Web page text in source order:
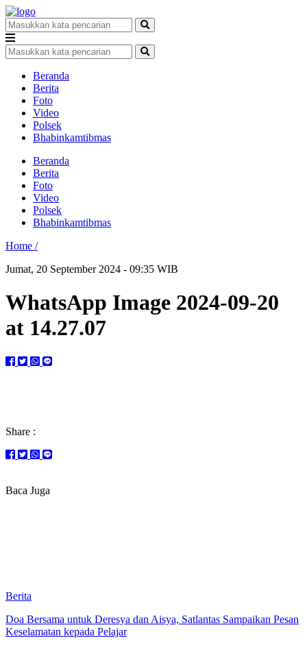
Beranda
Berita
Foto
Video
Polsek
Bhabinkamtibmas
Beranda
Berita
Foto
Video
Polsek
Bhabinkamtibmas
Home /
Jumat, 20 September 2024 - 09:35 WIB
WhatsApp Image 2024-09-20
at 14.27.07
Share :
Baca Juga
Berita
Doa Bersama untuk Deresya dan Aisya, Satlantas Sampaikan Pesan
Keselamatan kepada Pelajar